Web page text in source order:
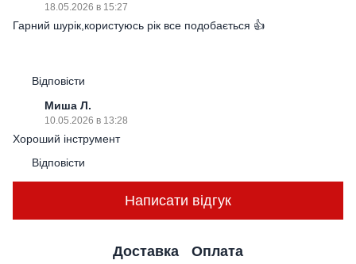
18.05.2026 в 15:27
Гарний шурік,користуюсь рік все подобається 👍
Відповісти
Миша Л.
10.05.2026 в 13:28
Хороший інструмент
Відповісти
Написати відгук
Доставка Оплата